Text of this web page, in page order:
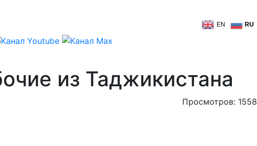
EN RU
из Таджикистана
Просмотров: 1558